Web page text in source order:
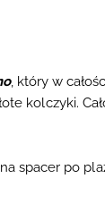
, który w
kolczyki.
spacer po